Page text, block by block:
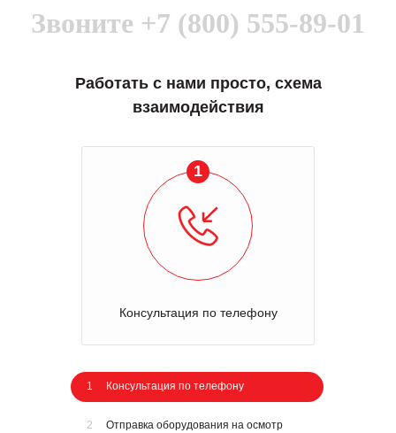
Звоните +7 (800) 555-89-01
Работать с нами просто, схема
взаимодействия
1
Консультация по телефону
1 Консультация по телефону
2 Отправка оборудования на осмотр